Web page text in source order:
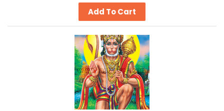
Add To Cart